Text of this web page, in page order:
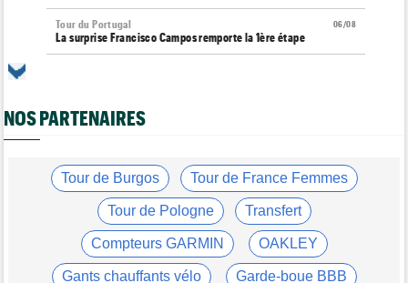
06/08
Tour du Portugal
La surprise Francisco Campos remporte la 1ère étape
Tour de France Femmes
06/08
Tour de France Femmes
Kim Le Court Pienaar : "La course a été complètement folle"
Isaac Del Toro prolonge avec UAE Team Emirates-XRG jusqu'en
06/08
Tour de Burgos
NOS PARTENAIRES
Tour de Burgos Tour de France Femmes
Tour de Pologne Transfert
Compteurs GARMIN OAKLEY
Gants chauffants vélo Garde-boue BBB